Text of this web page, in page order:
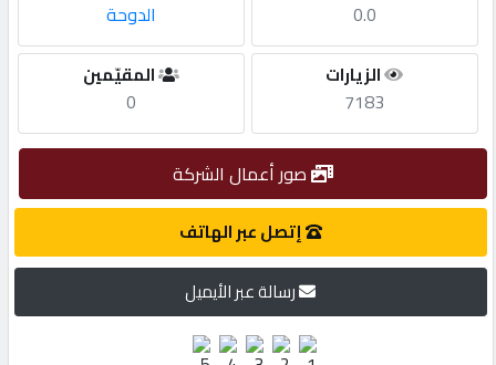
اشتراك
الاحصائيات
الأقسام
شركات
الدوحة 0.0
المقيّمين
0
الزيارات
7183
صور أعمال الشركة
إتصل عبر الهاتف
رسالة عبر الأيميل